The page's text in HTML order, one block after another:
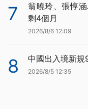
7
翁曉玲、張惇
剩4個月
2026/8/6 12:09
8 中國出入境新
2026/8/5 12:35